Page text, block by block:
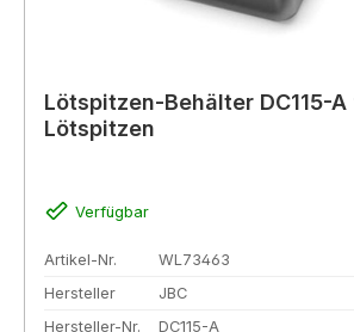
Lötspitzen-Behälter DC115-A
Lötspitzen
Verfügbar
Artikel-Nr.
WL73463
Hersteller
JBC
Hersteller-Nr.
DC115-A